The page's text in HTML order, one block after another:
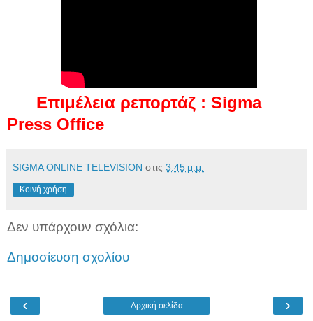
Επιμέλεια ρεπορτάζ : Sigma
Press Office
SIGMA ONLINE TELEVISION στις 3:45 μ.μ.
Κοινή χρήση
Δεν υπάρχουν σχόλια:
Δημοσίευση σχολίου
‹ ›
Αρχική σελίδα